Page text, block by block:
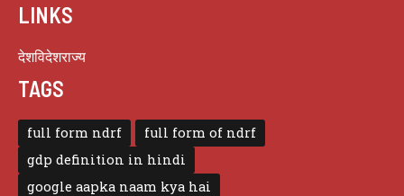
LINKS
देशविदेशराज्य
TAGS
full form ndrf
full form of ndrf
gdp definition in hindi
google aapka naam kya hai